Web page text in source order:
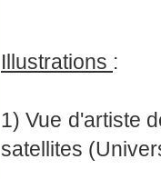
Illustrations :
1) Vue d'artiste
satellites